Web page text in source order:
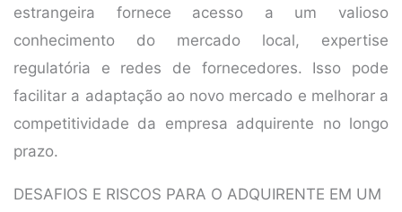
estrangeira fornece acesso a um valioso
conhecimento do mercado local, expertise
regulatória e redes de fornecedores. Isso pode
facilitar a adaptação ao novo mercado e melhorar a
competitividade da empresa adquirente no longo
prazo.
DESAFIOS E RISCOS PARA O ADQUIRENTE EM UM